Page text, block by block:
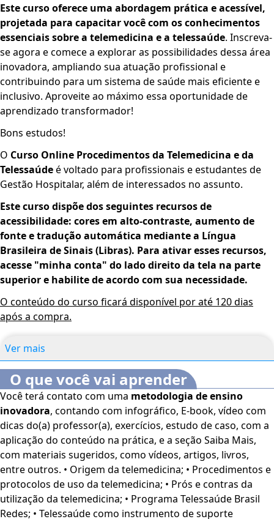
Este curso oferece uma abordagem prática e acessível,
projetada para capacitar você com os conhecimentos
essenciais sobre a telemedicina e a telessaúde. Inscreva-
se agora e comece a explorar as possibilidades dessa área
inovadora, ampliando sua atuação profissional e
contribuindo para um sistema de saúde mais eficiente e
inclusivo. Aproveite ao máximo essa oportunidade de
aprendizado transformador!
Bons estudos!
O Curso Online Procedimentos da Telemedicina e da
Telessaúdeé voltado para profissionais e estudantes de
Gestão Hospitalar, além de interessados no assunto.
Este curso dispõe dos seguintes recursos de
acessibilidade: cores em alto-contraste, aumento de
fonte e tradução automática mediante a Língua
Brasileira de Sinais (Libras). Para ativar esses recursos,
acesse "minha conta" do lado direito da tela na parte
superior e habilite de acordo com sua necessidade.
O conteúdo do curso ficará disponível por até 120 dias
após a compra.
Ver mais
O que você vai aprender
Você terá contato com uma metodologia de ensino
inovadora, contando com infográfico, E-book, vídeo com
dicas do(a) professor(a), exercícios, estudo de caso, com a
aplicação do conteúdo na prática, e a seção Saiba Mais,
com materiais sugeridos, como vídeos, artigos, livros,
entre outros. • Origem da telemedicina; • Procedimentos e
protocolos de uso da telemedicina; • Prós e contras da
utilização da telemedicina; • Programa Telessaúde Brasil
Redes; • Telessaúde como instrumento de suporte